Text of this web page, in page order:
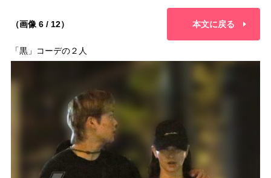
（画像 6 / 12） 本文に戻る
「黒」コーデの２人